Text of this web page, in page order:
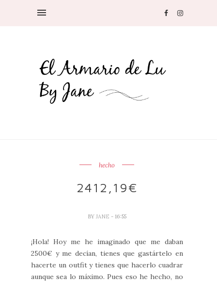
hecho
2412,19€
BY JANE - 16:55
¡Hola! Hoy me he imaginado que me daban
2500€ y me decían, tienes que gastártelo en
hacerte un outfit y tienes que hacerlo cuadrar
aunque sea lo máximo. Pues eso he hecho, no